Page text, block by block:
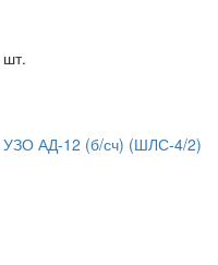
шт.
АД-12 (б/сч) (ШЛС-4/2)